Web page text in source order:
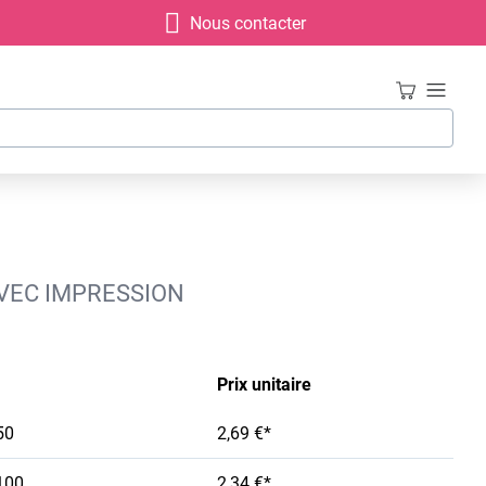
Nous contacter
IMPRESSION
Prix unitaire
2,69 €*